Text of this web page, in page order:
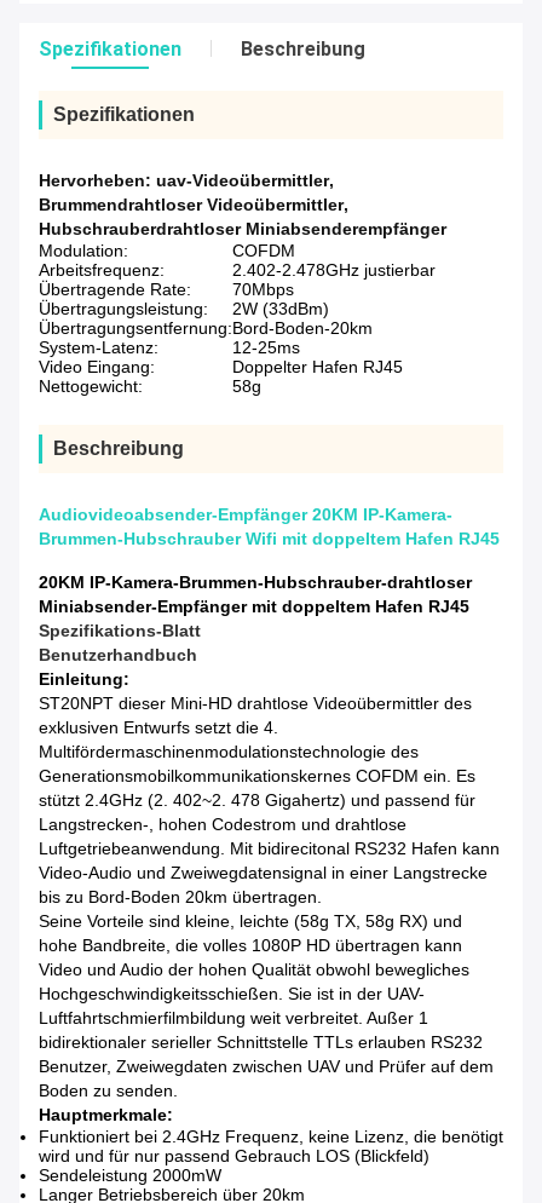
Spezifikationen Beschreibung
Spezifikationen
Hervorheben: uav-Videoübermittler,
Brummendrahtloser Videoübermittler,
Hubschrauberdrahtloser Miniabsenderempfänger
Modulation:
COFDM
Arbeitsfrequenz:
2.402-2.478GHz justierbar
Übertragende Rate:
70Mbps
Übertragungsleistung:
2W (33dBm)
Übertragungsentfernung:Bord-Boden-20km
System-Latenz:
12-25ms
Video Eingang:
Doppelter Hafen RJ45
Nettogewicht:
58g
Beschreibung
Audiovideoabsender-Empfänger 20KM IP-Kamera-
Brummen-Hubschrauber Wifi mit doppeltem Hafen RJ45
20KM IP-Kamera-Brummen-Hubschrauber-drahtloser
Miniabsender-Empfänger mit doppeltem Hafen RJ45
Spezifikations-Blatt
Benutzerhandbuch
Einleitung:
ST20NPT dieser Mini-HD drahtlose Videoübermittler des
exklusiven Entwurfs setzt die 4.
Multifördermaschinenmodulationstechnologie des
Generationsmobilkommunikationskernes COFDM ein. Es
stützt 2.4GHz (2. 402~2. 478 Gigahertz) und passend für
Langstrecken-, hohen Codestrom und drahtlose
Luftgetriebeanwendung. Mit bidirecitonal RS232 Hafen kann
Video-Audio und Zweiwegdatensignal in einer Langstrecke
bis zu Bord-Boden 20km übertragen.
Seine Vorteile sind kleine, leichte (58g TX, 58g RX) und
hohe Bandbreite, die volles 1080P HD übertragen kann
Video und Audio der hohen Qualität obwohl bewegliches
Hochgeschwindigkeitsschießen. Sie ist in der UAV-
Luftfahrtschmierfilmbildung weit verbreitet. Außer 1
bidirektionaler serieller Schnittstelle TTLs erlauben RS232
Benutzer, Zweiwegdaten zwischen UAV und Prüfer auf dem
Boden zu senden.
Hauptmerkmale:
Funktioniert bei 2.4GHz Frequenz, keine Lizenz, die benötigt
wird und für nur passend Gebrauch LOS (Blickfeld)
Sendeleistung 2000mW
Langer Betriebsbereich über 20km